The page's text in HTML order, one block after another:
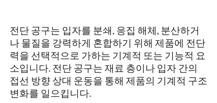
전단 공구는 입자를 분쇄, 응집 해체, 분산하거
나 물질을 강력하게 혼합하기 위해 제품에 전단
력을 선택적으로 가하는 기계적 또는 기능적 요
소입니다. 전단 공구는 재료 층이나 입자 간의
접선 방향 상대 운동을 통해 제품의 기계적 구조
변화를 일으킵니다.